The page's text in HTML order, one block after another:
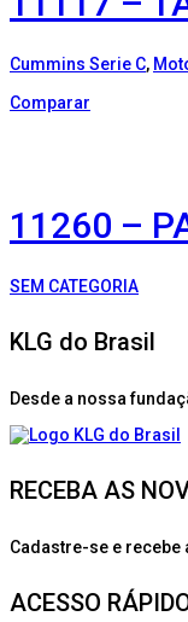
Cummins Serie C,
Comparar
11260 –
SEM CATEGORIA
KLG do Brasil
Desde a nossa
RECEBA AS
Cadastre-se e
ACESSO